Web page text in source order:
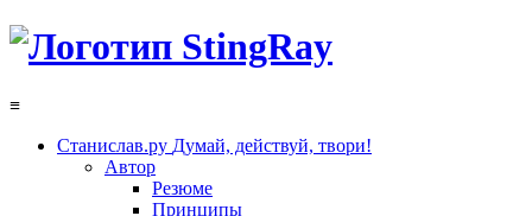
≡
Станислав.ру Думай, действуй, твори!
Автор
Резюме
Принципы